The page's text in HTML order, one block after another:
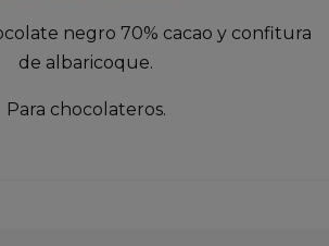
negro 70% cacao y confitura
de albaricoque.
Para chocolateros.